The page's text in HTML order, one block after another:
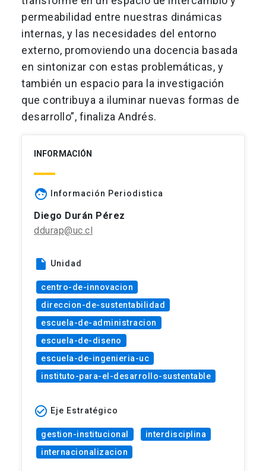
permeabilidad entre nuestras dinámicas
internas, y las necesidades del entorno
externo, promoviendo una docencia basada
en sintonizar con estas problemáticas, y
también un espacio para la investigación
que contribuya a iluminar nuevas formas de
desarrollo”, finaliza Andrés.
INFORMACIÓN
face Información Periodistica
Diego Durán Pérez
ddurap@uc.cl
insert_drive_file Unidad
centro-de-innovacion
direccion-de-sustentabilidad
escuela-de-administracion
escuela-de-diseno
escuela-de-ingenieria-uc
instituto-para-el-desarrollo-sustentable
check_circle_outline Eje Estratégico
gestion-institucional
interdisciplina
internacionalizacion